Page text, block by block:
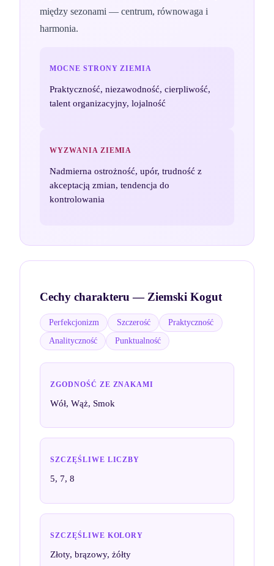
między sezonami — centrum, równowaga i
harmonia.
MOCNE STRONYZIEMIA
Praktyczność, niezawodność, cierpliwość,
talent organizacyjny, lojalność
WYZWANIA ZIEMIA
Nadmierna ostrożność, upór, trudność z
akceptacją zmian, tendencja do
kontrolowania
Cechy charakteru — Ziemski Kogut
Perfekcjonizm Szczerość
Praktyczność
Analityczność
Punktualność
ZGODNOŚĆ ZE ZNAKAMI
Wół, Wąż, Smok
SZCZĘŚLIWE LICZBY
5, 7, 8
SZCZĘŚLIWE KOLORY
Złoty, brązowy, żółty